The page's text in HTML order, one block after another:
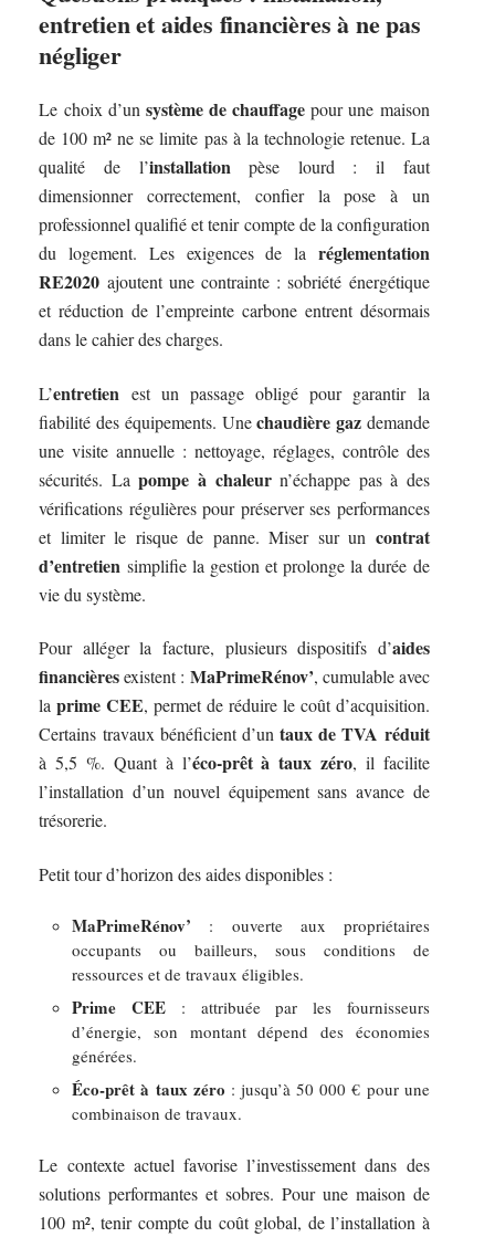
entretien et aides financières à ne pas
négliger
Le choix d’un système de chauffage pour une maison
de 100 m² ne se limite pas à la technologie retenue. La
qualité de l’installationpèse lourd : il faut
dimensionner correctement, confier la pose à un
professionnel qualifié et tenir compte de la configuration
du logement. Les exigences de la réglementation
RE2020 ajoutent une contrainte : sobriété énergétique
et réduction de l’empreinte carbone entrent désormais
dans le cahier des charges.
L’entretien est un passage obligé pour garantir la
fiabilité des équipements. Unechaudière gazdemande
une visite annuelle : nettoyage, réglages, contrôle des
sécurités. Lapompe à chaleurn’échappe pas à des
vérifications régulières pour préserver ses performances
et limiter le risque de panne. Miser sur un contrat
d’entretien simplifie la gestion et prolonge la durée de
vie du système.
Pour alléger la facture, plusieurs dispositifs d’aides
financièresexistent : MaPrimeRénov’, cumulable avec
laprime CEE, permet de réduire le coût d’acquisition.
Certains travaux bénéficient d’untaux de TVA réduit
à 5,5 %. Quant à l’éco-prêt à taux zéro, il facilite
l’installation d’un nouvel équipement sans avance de
trésorerie.
Petit tour d’horizon des aides disponibles :
MaPrimeRénov’ : ouverte aux propriétaires
occupants ou bailleurs, sous conditions de
ressources et de travaux éligibles.
Prime CEE : attribuée par les fournisseurs
d’énergie, son montant dépend des économies
générées.
Éco-prêt à taux zéro : jusqu’à 50 000 € pour une
combinaison de travaux.
Le contexte actuel favorise l’investissement dans des
solutions performantes et sobres. Pour une maison de
100 m², tenir compte du coût global, de l’installation à